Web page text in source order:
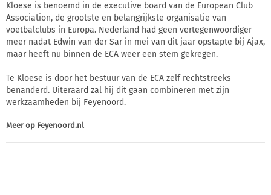
Kloese is benoemd in de executive board van de European Club
Association, de grootste en belangrijkste organisatie van
voetbalclubs in Europa. Nederland had geen vertegenwoordiger
meer nadat Edwin van der Sar in mei van dit jaar opstapte bij Ajax,
maar heeft nu binnen de ECA weer een stem gekregen.
Te Kloese is door het bestuur van de ECA zelf rechtstreeks
benanderd. Uiteraard zal hij dit gaan combineren met zijn
werkzaamheden bij Feyenoord.
Meer op Feyenoord.nl